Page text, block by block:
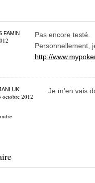
FAMIN
Pas encore testé.
Personnellement,
http://
octobre 2012
Je m’en vais